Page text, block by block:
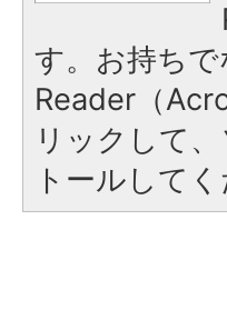
す。お持ち
Reader（
リックして
トールしてく